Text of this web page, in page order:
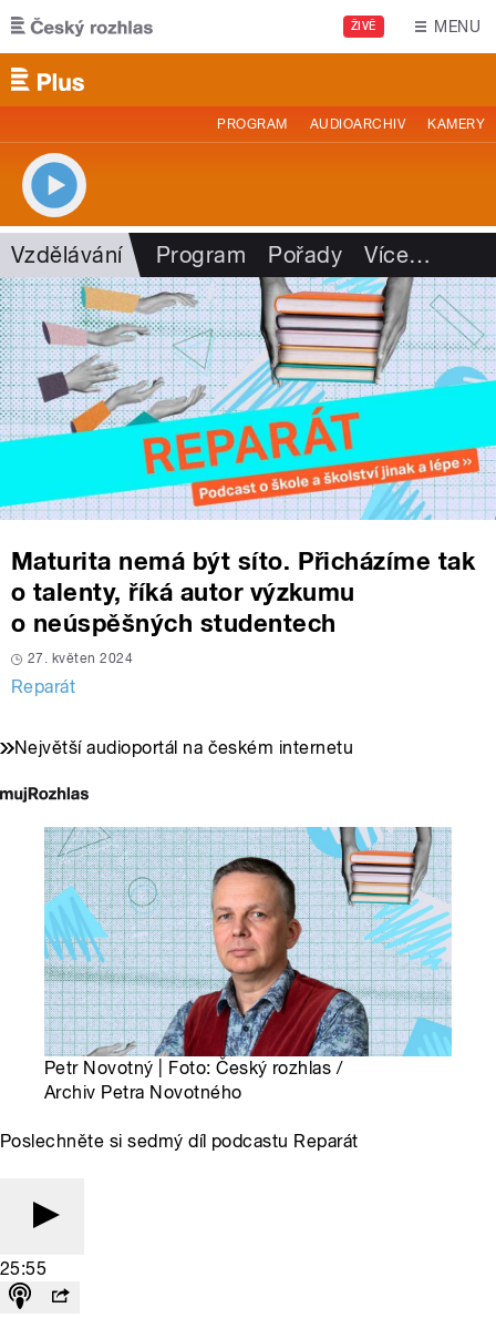
Přejít k hlavnímu obsahu
ŽIVĚ MENU
PROGRAM AUDIOARCHIV KAMERY
Vzdělávání Program Pořady Více…
Maturita nemá být síto. Přicházíme tak
o talenty, říká autor výzkumu
o neúspěšných studentech
27. květen 2024
Reparát
Největší audioportál na českém internetu
Petr Novotný | Foto: Český rozhlas /
Archiv Petra Novotného
Poslechněte si sedmý díl podcastu Reparát
25:55